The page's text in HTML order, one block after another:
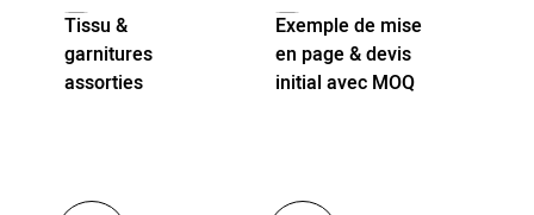
Tissu &
garnitures
assorties
Exemple de mise
en page & devis
initial avec MOQ